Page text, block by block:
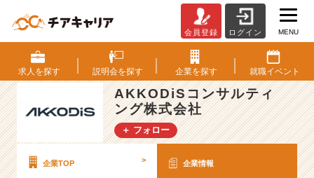
K
K
O
D
i
S
コ
会員登録 ログイン MENU
求人を探す 説明会を探す 企業を探す 就職イベント
AKKODiSコンサルティ
ング株式会社
＋ フォロー
企業TOP > 企業情報